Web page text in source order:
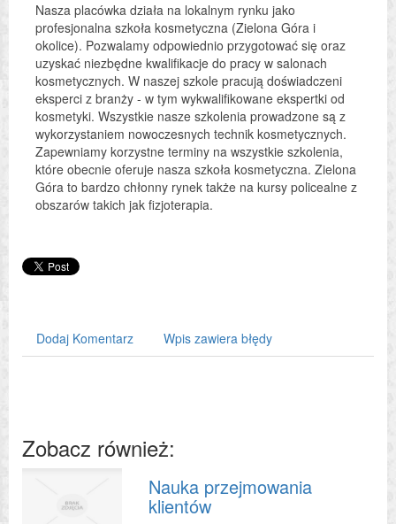
Nasza placówka działa na lokalnym rynku jako
profesjonalna szkoła kosmetyczna (Zielona Góra i
okolice). Pozwalamy odpowiednio przygotować się oraz
uzyskać niezbędne kwalifikacje do pracy w salonach
kosmetycznych. W naszej szkole pracują doświadczeni
eksperci z branży - w tym wykwalifikowane ekspertki od
kosmetyki. Wszystkie nasze szkolenia prowadzone są z
wykorzystaniem nowoczesnych technik kosmetycznych.
Zapewniamy korzystne terminy na wszystkie szkolenia,
które obecnie oferuje nasza szkoła kosmetyczna. Zielona
Góra to bardzo chłonny rynek także na kursy policealne z
obszarów takich jak fizjoterapia.
Dodaj Komentarz Wpis zawiera błędy
Zobacz również:
Nauka przejmowania
klientów